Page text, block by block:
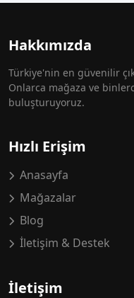
Hakkımızda
Türkiye'nin en güvenilir
Onlarca mağaza ve
buluşturuyoruz.
Hızlı Erişim
Anasayfa
Mağazalar
Blog
İletişim & Destek
İletişim